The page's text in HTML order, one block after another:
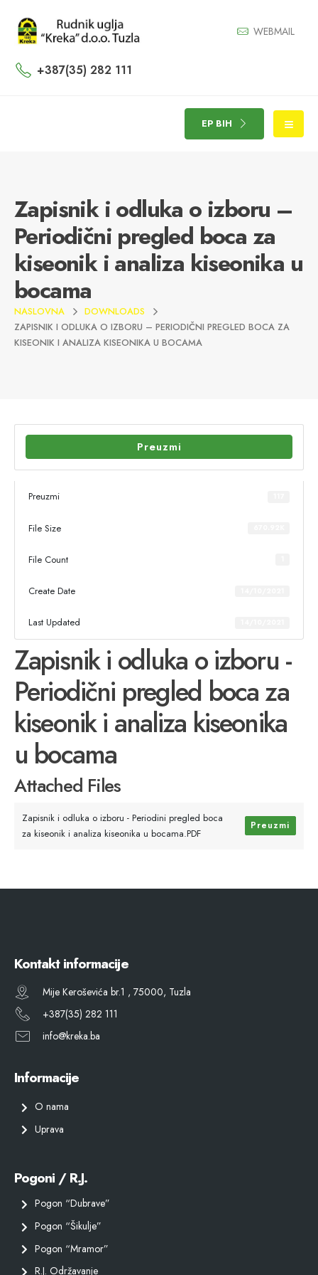
WEBMAIL
+387(35) 282 111
EP BIH
Zapisnik i odluka o izboru –
Periodični pregled boca za
kiseonik i analiza kiseonika u
bocama
NASLOVNA
DOWNLOADS
ZAPISNIK I ODLUKA O IZBORU – PERIODIČNI PREGLED BOCA ZA
KISEONIK I ANALIZA KISEONIKA U BOCAMA
Preuzmi
Preuzmi
File Size
File Count
Create Date
Last Updated
Zapisnik i odluka o izboru -
Periodični pregled boca za
kiseonik i analiza kiseonika
u bocama
Attached Files
Zapisnik i odluka o izboru - Periodini pregled boca
za kiseonik i analiza kiseonika u bocama.PDF
Preuzmi
Kontakt informacije
Mije Keroševića br.1 , 75000, Tuzla
+387(35) 282 111
info@kreka.ba
Informacije
O nama
Uprava
Pogoni / R.J.
Pogon “Dubrave”
Pogon “Šikulje”
Pogon “Mramor”
R.J. Održavanje